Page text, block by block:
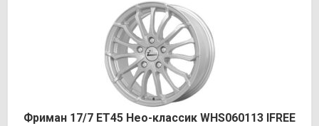
Фриман 17/7 ET45 Нео-классик WHS060113 IFREE